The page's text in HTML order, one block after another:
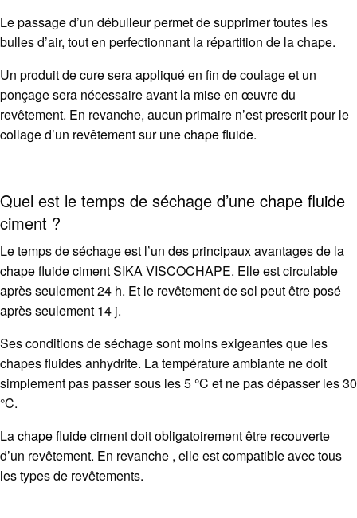
Le passage d’un débulleur permet de supprimer toutes les
bulles d’air, tout en perfectionnant la répartition de la chape.
Un produit de cure sera appliqué en fin de coulage et un
ponçage sera nécessaire avant la mise en œuvre du
revêtement. En revanche, aucun primaire n’est prescrit pour le
collage d’un revêtement sur unechape fluide.
Quel est le temps de séchage d’une chape fluide
ciment ?
Le temps de séchage est l’un des principaux avantages de la
chape fluideciment SIKA VISCOCHAPE. Elle est circulable
après seulement 24 h. Et le revêtement de sol peut être posé
après seulement 14 j.
Ses conditions de séchage sont moins exigeantes que les
chapes fluides anhydrite. La température ambiante ne doit
simplement pas passer sous les 5 °C et ne pas dépasser les 30
°C.
Lachape fluideciment doit obligatoirement être recouverte
d’un revêtement. En revanche , elle est compatible avec tous
les types de revêtements.